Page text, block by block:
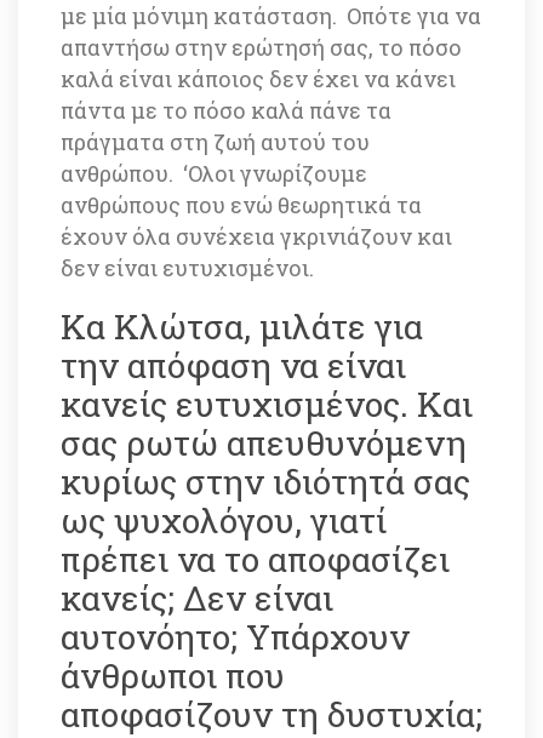
με μία μόνιμη κατάσταση. Οπότε για να
απαντήσω στην ερώτησή σας, το πόσο
καλά είναι κάποιος δεν έχει να κάνει
πάντα με το πόσο καλά πάνε τα
πράγματα στη ζωή αυτού του
ανθρώπου. ‘Ολοι γνωρίζουμε
ανθρώπους που ενώ θεωρητικά τα
έχουν όλα συνέχεια γκρινιάζουν και
δεν είναι ευτυχισμένοι.
Κα Κλώτσα, μιλάτε για
την απόφαση να είναι
κανείς ευτυχισμένος. Και
σας ρωτώ απευθυνόμενη
κυρίως στην ιδιότητά σας
ως ψυχολόγου, γιατί
πρέπει να το αποφασίζει
κανείς; Δεν είναι
αυτονόητο; Υπάρχουν
άνθρωποι που
αποφασίζουν τη δυστυχία;